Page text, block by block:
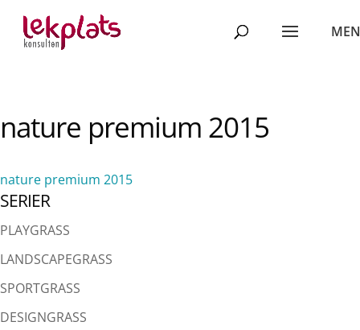
nature premium 2015
nature premium 2015
SERIER
PLAYGRASS
LANDSCAPEGRASS
SPORTGRASS
DESIGNGRASS